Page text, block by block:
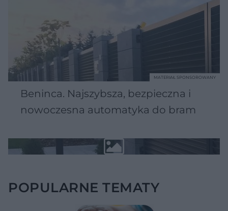
Beninca. Najszybsza, bezpieczna i
nowoczesna automatyka do bram
MATERIAŁ SPONSOROWANY
POPULARNE TEMATY